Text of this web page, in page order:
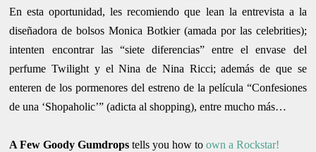
En esta oportunidad, les recomiendo que lean la entrevista a la
diseñadora de bolsos Monica Botkier (amada por las celebrities);
intenten encontrar las “siete diferencias” entre el envase del
perfume Twilight y el Nina de Nina Ricci; además de que se
enteren de los pormenores del estreno de la película “Confesiones
de una ‘Shopaholic’” (adicta al shopping), entre mucho más…
A Few Goody Gumdrops tells you how toown a Rockstar!